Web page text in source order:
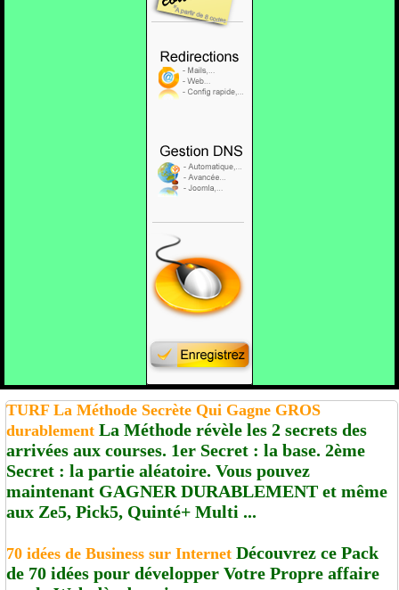
TURF La Méthode Secrète Qui Gagne GROS
durablement La Méthode révèle les 2 secrets des
arrivées aux courses. 1er Secret : la base. 2ème
Secret : la partie aléatoire. Vous pouvez
maintenant GAGNER DURABLEMENT et même
aux Ze5, Pick5, Quinté+ Multi ...
70 idées de Business sur Internet Découvrez ce Pack
de 70 idées pour développer Votre Propre affaire